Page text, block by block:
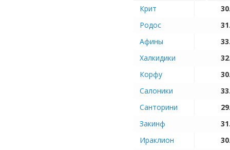
Крит
Родос
Афины
Халкидики
Корфу
Салоники
Санторини
Закинф
Ираклион